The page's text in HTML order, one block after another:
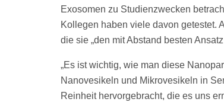
Exosomen zu Studienzwecken
Kollegen haben viele davon getestet.
die sie „den mit Abstand besten
„Es ist wichtig, wie man diese
Nanovesikeln und Mikrovesikeln in
Reinheit hervorgebracht, die es uns